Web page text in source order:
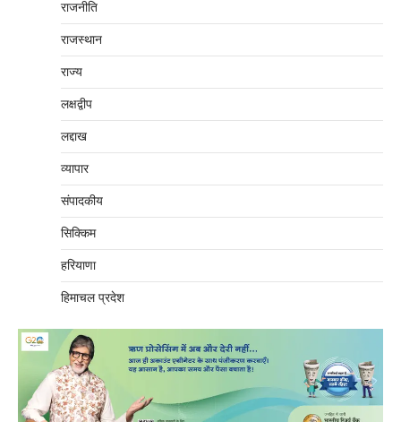
राजनीति
राजस्थान
राज्य
लक्षद्वीप
लद्दाख
व्यापार
संपादकीय
सिक्किम
हरियाणा
हिमाचल प्रदेश